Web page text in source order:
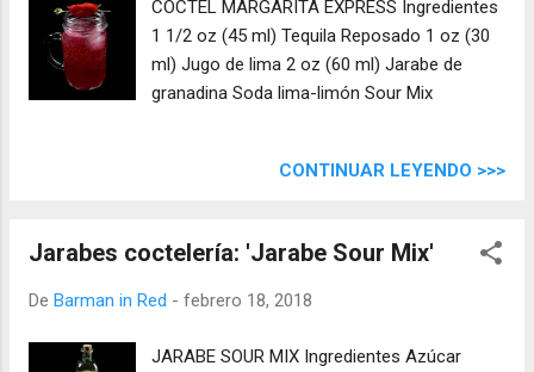
CÓCTEL MARGARITA EXPRESS Ingredientes
1 1/2 oz (45 ml) Tequila Reposado 1 oz (30
ml) Jugo de lima 2 oz (60 ml) Jarabe de
granadina Soda lima-limón Sour Mix
CONTINUAR LEYENDO >>>
Jarabes coctelería: 'Jarabe Sour Mix'
De Barman in Red - febrero 18, 2018
JARABE SOUR MIX Ingredientes Azúcar